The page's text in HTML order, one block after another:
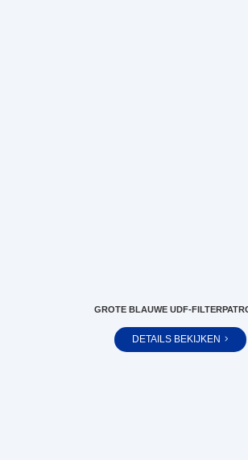
GROTE BLAUWE UDF-
DETAILS BEKIJKEN